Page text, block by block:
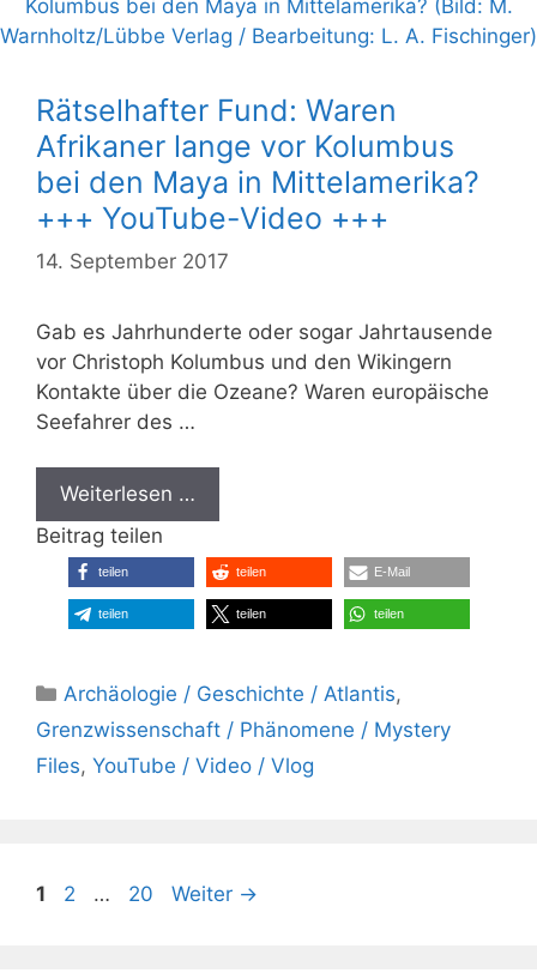
Rätselhafter Fund: Waren
Afrikaner lange vor Kolumbus
bei den Maya in Mittelamerika?
+++ YouTube-Video +++
14. September 2017
Gab es Jahrhunderte oder sogar Jahrtausende
vor Christoph Kolumbus und den Wikingern
Kontakte über die Ozeane? Waren europäische
Seefahrer des …
Weiterlesen …
Beitrag teilen
teilen teilen E-Mail
teilen teilen teilen
Kategorien
Archäologie / Geschichte / Atlantis,
Grenzwissenschaft / Phänomene / Mystery
Files, YouTube / Video / Vlog
Seite
1 Seite
2 … Seite
20 Weiter →